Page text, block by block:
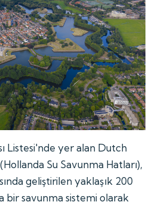
Listesi'nde yer alan Dutch
Su Savunma Hatları),
geliştirilen yaklaşık 200
bir savunma sistemi olarak